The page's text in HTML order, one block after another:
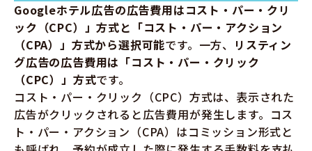
Googleホテル広告の広告費用はコスト・パー・クリ
ック（CPC）」方式と「コスト・パー・アクション
（CPA）」方式から選択可能です。一方、
リスティン
グ広告の広告費用は「コスト・パー・クリック
（CPC）」方式です。
コスト・パー・クリック（CPC）方式は、表示された
広告がクリックされると広告費用が発生します。コス
ト・パー・アクション（CPA）はコミッション形式と